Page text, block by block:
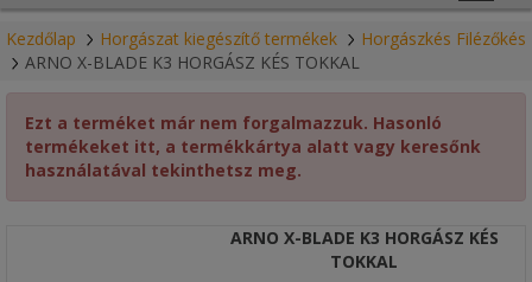
Kezdőlap Horgászat kiegészítő termékek
Horgászkés Filézőkés
ARNO X-BLADE K3 HORGÁSZ KÉS TOKKAL
Ezt a terméket már nem forgalmazzuk. Hasonló
termékeket itt, a termékkártya alatt vagy keresőnk
használatával tekinthetsz meg.
ARNO X-BLADE K3 HORGÁSZ KÉS
TOKKAL